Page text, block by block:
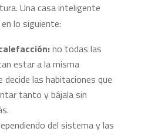
Una casa inteligente
lo siguiente:
no todas las
estar a la misma
las habitaciones que
tanto y bájala sin
del sistema y las